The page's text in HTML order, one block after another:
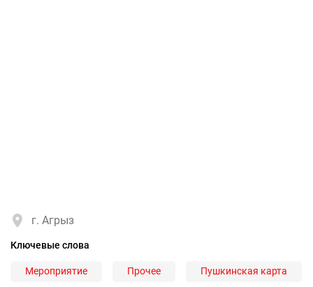
г. Агрыз
Ключевые слова
Мероприятие Прочее Пушкинская карта